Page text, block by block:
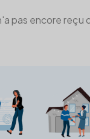
pas encore reçu